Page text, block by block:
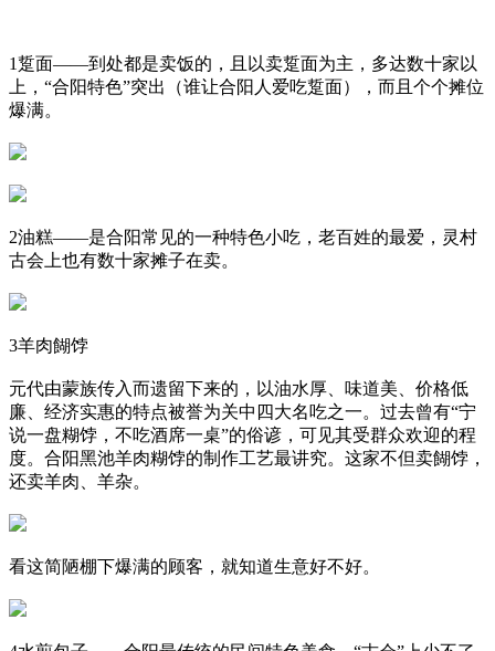
1踅面——到处都是卖饭的，且以卖踅面为主，多达数十家以
上，“合阳特色”突出（谁让合阳人爱吃踅面），而且个个摊位
爆满。
2油糕——是合阳常见的一种特色小吃，老百姓的最爱，灵村
古会上也有数十家摊子在卖。
3羊肉餬饽
元代由蒙族传入而遗留下来的，以油水厚、味道美、价格低
廉、经济实惠的特点被誉为关中四大名吃之一。过去曾有“宁
说一盘糊饽，不吃酒席一桌”的俗谚，可见其受群众欢迎的程
度。合阳黑池羊肉糊饽的制作工艺最讲究。这家不但卖餬饽，
还卖羊肉、羊杂。
看这简陋棚下爆满的顾客，就知道生意好不好。